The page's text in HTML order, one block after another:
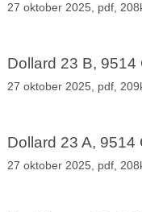
27 oktober 2025, pdf,
Dollard 23 B,
27 oktober 2025, pdf,
Dollard 23 A,
27 oktober 2025, pdf,